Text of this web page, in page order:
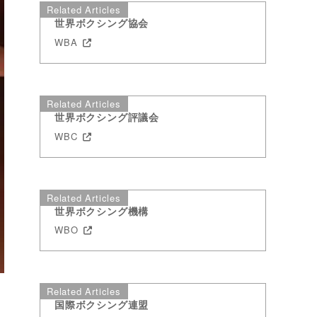
Related Articles
世界ボクシング協会
WBA
Related Articles
世界ボクシング評議会
WBC
Related Articles
世界ボクシング機構
WBO
Related Articles
国際ボクシング連盟